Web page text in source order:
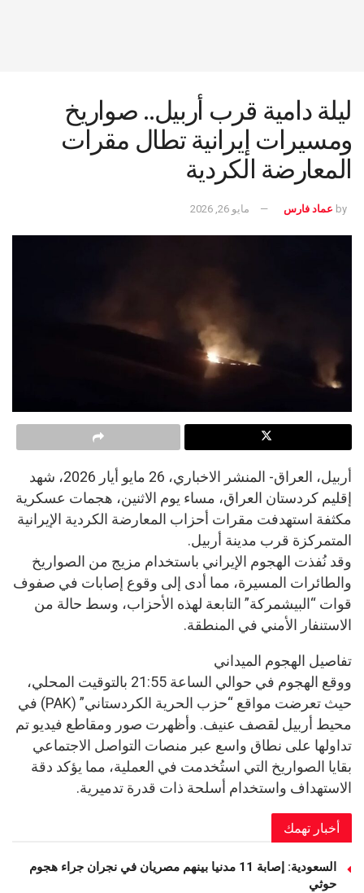
ليلة دامية قرب أربيل.. صواريخ
ومسيرات إيرانية تطال مقرات
المعارضة الكردية
by عماد فارس مايو 26, 2026
أربيل، العراق- المنشر الاخباري، 26 مايو أيار 2026، شهد
إقليم كردستان العراق، مساء يوم الاثنين، هجمات عسكرية
مكثفة استهدفت مقرات أحزاب المعارضة الكردية الإيرانية
المتمركزة قرب مدينة أربيل.
وقد نُفذت الهجوم الإيراني باستخدام مزيج من الصواريخ
والطائرات المسيرة، مما أدى إلى وقوع إصابات في صفوف
قوات “البيشمركة” التابعة لهذه الأحزاب، وسط حالة من
الاستنفار الأمني في المنطقة.
تفاصيل الهجوم الميداني
ووقع الهجوم في حوالي الساعة 21:55 بالتوقيت المحلي،
حيث تعرضت مواقع “حزب الحرية الكردستاني” (PAK) في
محيط أربيل لقصف عنيف. وأظهرت صور ومقاطع فيديو تم
تداولها على نطاق واسع عبر منصات التواصل الاجتماعي
بقايا الصواريخ التي استُخدمت في العملية، مما يؤكد دقة
الاستهداف واستخدام أسلحة ذات قدرة تدميرية.
أخبار تهمك
السعودية: إصابة 11 مدنيا بينهم مصريان في نجران جراء هجوم
حوثي